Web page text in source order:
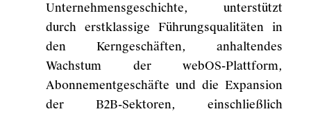
Unternehmensgeschichte, unterstützt
durch erstklassige Führungsqualitäten in
den Kerngeschäften, anhaltendes
Wachstum der webOS-Plattform,
Abonnementgeschäfte und die Expansion
der B2B-Sektoren, einschließlich